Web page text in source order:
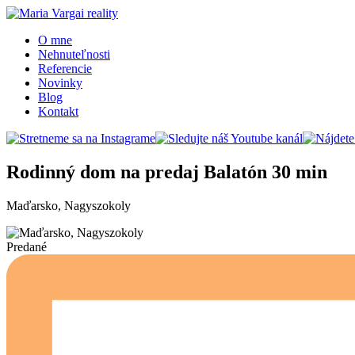
O mne
Nehnuteľnosti
Referencie
Novinky
Blog
Kontakt
Rodinný dom na predaj Balatón 30 min
Maďarsko, Nagyszokoly
Predané